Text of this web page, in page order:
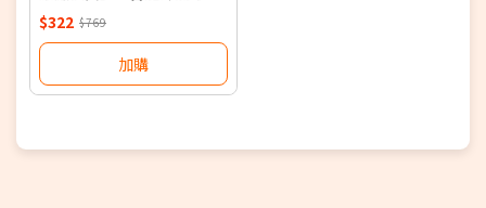
語音遙控器 保固一年 適用對
應廠牌 NB
$322 $769
加購